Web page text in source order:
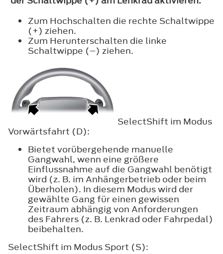
Zum Hochschalten die rechte Schaltwippe
(+) ziehen.
Zum Herunterschalten die linke
Schaltwippe (–) ziehen.
SelectShift im Modus
Vorwärtsfahrt (D):
Bietet vorübergehende manuelle
Gangwahl, wenn eine größere
Einflussnahme auf die Gangwahl benötigt
wird (z. B. im Anhängerbetrieb oder beim
Überholen). In diesem Modus wird der
gewählte Gang für einen gewissen
Zeitraum abhängig von Anforderungen
des Fahrers (z. B. Lenkrad oder Fahrpedal)
beibehalten.
SelectShift im Modus Sport (S):